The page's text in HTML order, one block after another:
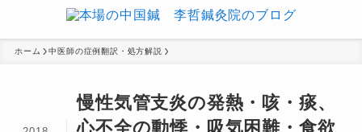
ホーム 中医師の症例翻訳・処方解説
慢性気管支炎の発熱・咳・痰、
心不全の動悸・吸気困難・食欲